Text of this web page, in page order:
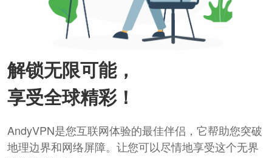
解锁无限可能，
享受全球精彩！
AndyVPN是您互联网体验的最佳伴侣，它帮助您突破
地理边界和网络屏障。让您可以尽情地享受这个无界